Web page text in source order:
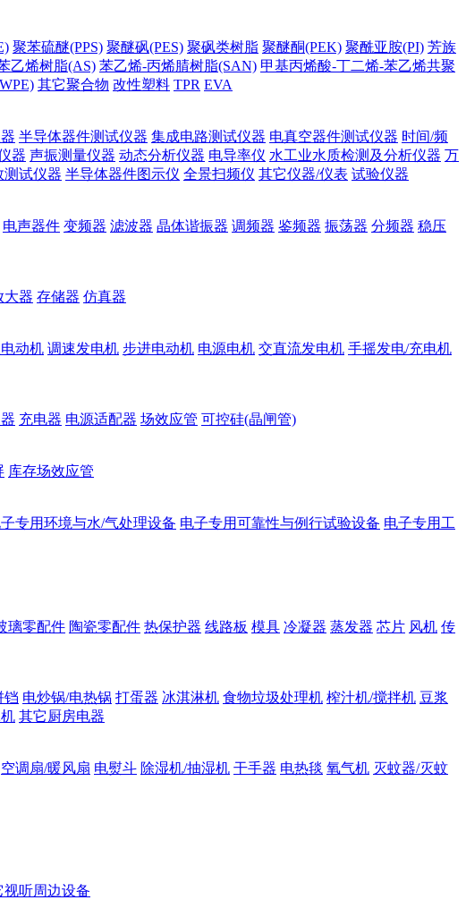
聚苯硫醚(PPS) 聚醚砜(PES) 聚砜类树脂 聚醚酮(PEK) 聚酰亚胺(PI) 芳族
乙烯树脂(AS) 苯乙烯-丙烯腈树脂(SAN) 甲基丙烯酸-丁二烯-苯乙烯共聚
其它聚合物 改性塑料 TPR EVA
半导体器件测试仪器 集成电路测试仪器 电真空器件测试仪器 时间/频
器 声振测量仪器 动态分析仪器 电导率仪 水工业水质检测及分析仪器 万
测试仪器 半导体器件图示仪 全景扫频仪 其它仪器/仪表 试验仪器
电声器件 变频器 滤波器 晶体谐振器 调频器 鉴频器 振荡器 分频器 稳压
大器 存储器 仿真器
动机 调速发电机 步进电动机 电源电机 交直流发电机 手摇发电/充电机
充电器 电源适配器 场效应管 可控硅(晶闸管)
库存场效应管
专用环境与水/气处理设备 电子专用可靠性与例行试验设备 电子专用工
璃零配件 陶瓷零配件 热保护器 线路板 模具 冷凝器 蒸发器 芯片 风机 传
铛 电炒锅/电热锅 打蛋器 冰淇淋机 食物垃圾处理机 榨汁机/搅拌机 豆浆
其它厨房电器
空调扇/暖风扇 电熨斗 除湿机/抽湿机 干手器 电热毯 氧气机 灭蚊器/灭蚊
视听周边设备